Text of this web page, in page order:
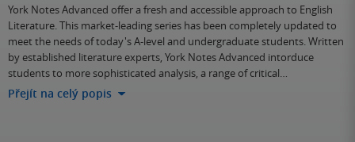
York Notes Advanced offer a fresh and accessible approach to English
Literature. This market-leading series has been completely updated to
meet the needs of today's A-level and undergraduate students. Written
by established literature experts, York Notes Advanced intorduce
students to more sophisticated analysis, a range of critical…
Přejít na celý popis